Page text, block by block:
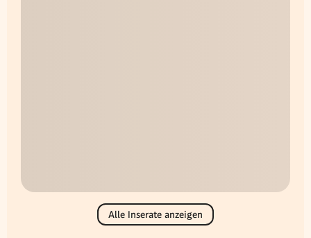
Alle Inserate anzeigen